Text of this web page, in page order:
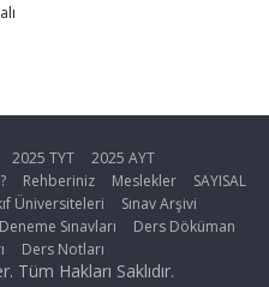
2025 TYT
2025 AYT
Rehberiniz Meslekler
SAYISAL
Üniversiteleri
Sınav Arşivi
Deneme Sınavları
Ders Döküman
Ders Notları
Hakları Saklıdır.